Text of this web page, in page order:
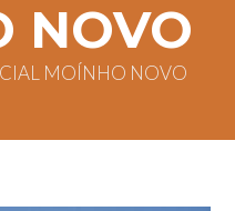
NOVO
MOÍNHO NOVO